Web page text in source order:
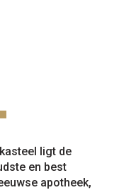
ligt de
en best
apotheek,